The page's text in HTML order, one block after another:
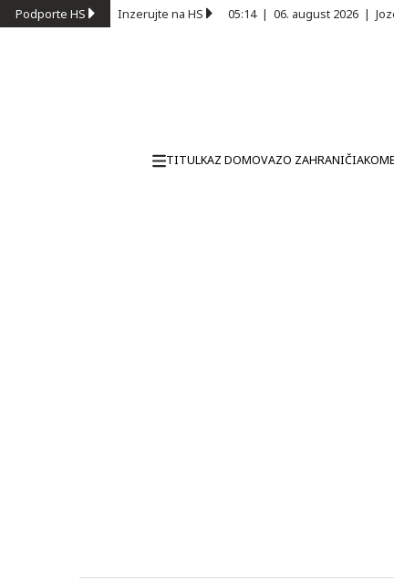
Podporte HS Inzerujte na HS 05:14| 06. august 2026 |
TITULKAZ DOMOVAZO ZAHRANIČIA